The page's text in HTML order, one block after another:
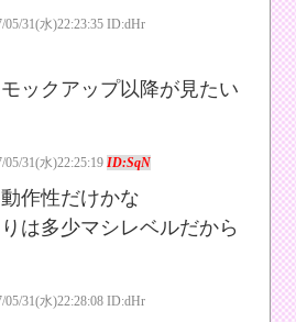
05/31(水)22:23:35 ID:dHr
ックアップ以降が見たい
05/31(水)22:25:19 ID:SqN
作性だけかな
は多少マシレベルだから
05/31(水)22:28:08 ID:dHr